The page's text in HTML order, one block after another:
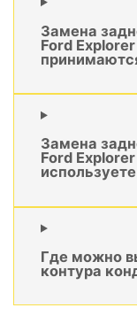
Замена
Ford
Замена
Ford
Где можно
контура